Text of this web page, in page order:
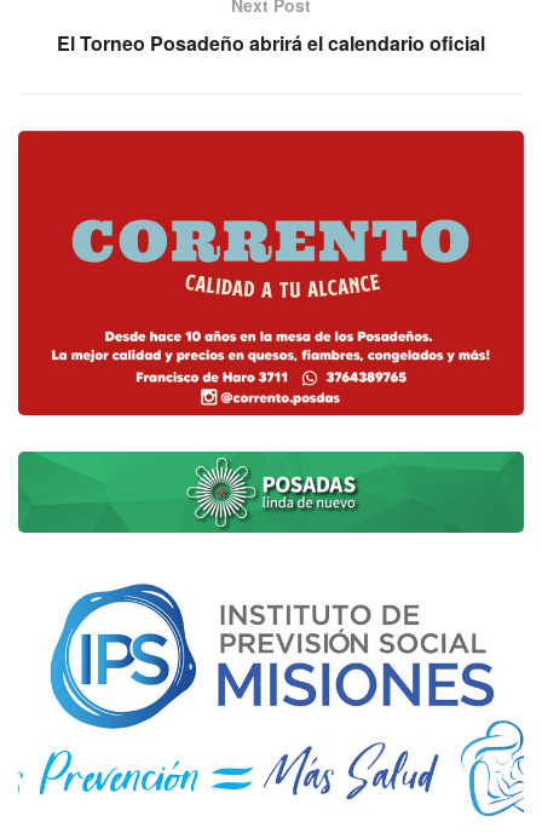
Next Post
El Torneo Posadeño abrirá el calendario oficial